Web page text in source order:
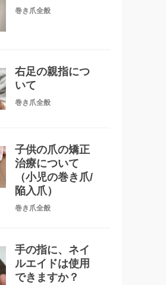
巻き爪全般
右足の親指につ
いて
巻き爪全般
子供の爪の矯正
治療について
（小児の巻き爪/
陥入爪）
巻き爪全般
手の指に、ネイ
ルエイドは使用
できますか？